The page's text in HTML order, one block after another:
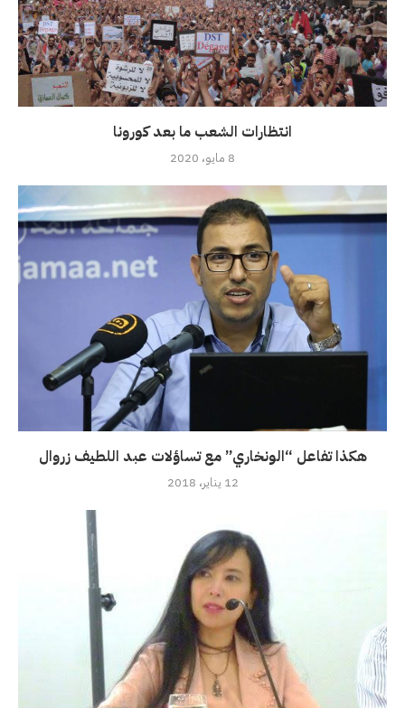
انتظارات الشعب ما بعد كورونا
8 مايو، 2020
هكذا تفاعل “الونخاري” مع تساؤلات عبد اللطيف زروال
12 يناير، 2018